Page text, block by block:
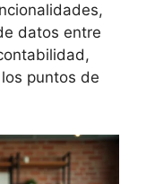
datos entre
puntos de